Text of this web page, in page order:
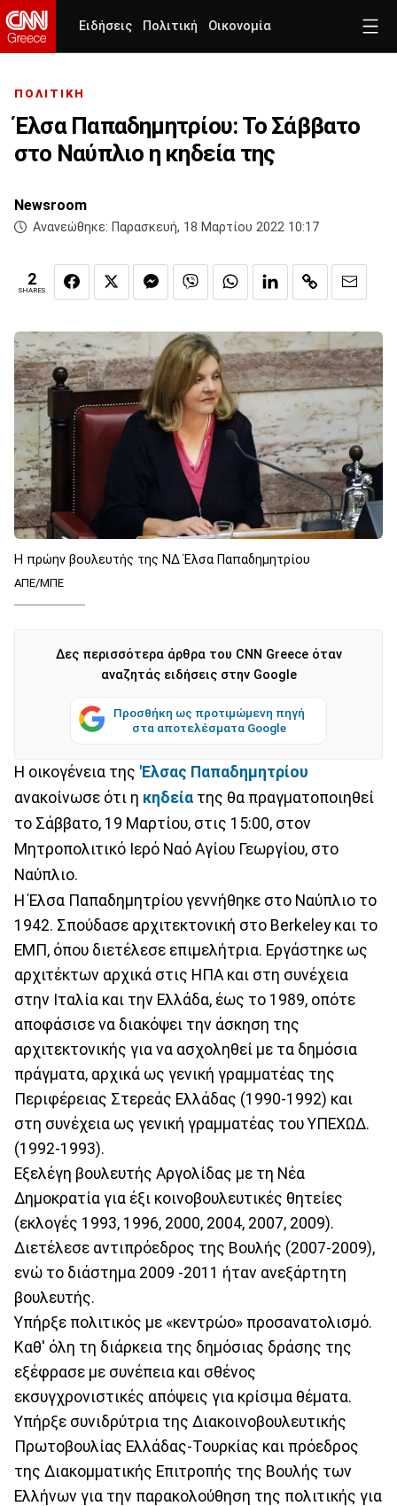
Ειδήσεις Πολιτική Οικονομία
ΠΟΛΙΤΙΚΗ
Έλσα Παπαδημητρίου: Το Σάββατο
στο Ναύπλιο η κηδεία της
Newsroom
Ανανεώθηκε: Παρασκευή, 18 Μαρτίου 2022 10:17
2
SHARES
Η πρώην βουλευτής της ΝΔ Έλσα Παπαδημητρίου
ΑΠΕ/ΜΠΕ
Δες περισσότερα άρθρα του CNN Greece όταν
αναζητάς ειδήσεις στην Google
Προσθήκη ως προτιμώμενη πηγή
στα αποτελέσματα Google
Η οικογένεια της 'Ελσας Παπαδημητρίου
ανακοίνωσε ότι η κηδεία της θα πραγματοποιηθεί
το Σάββατο, 19 Μαρτίου, στις 15:00, στον
Μητροπολιτικό Ιερό Ναό Αγίου Γεωργίου, στο
Ναύπλιο.
Η Έλσα Παπαδημητρίου γεννήθηκε στο Ναύπλιο το
1942. Σπούδασε αρχιτεκτονική στο Berkeley και το
ΕΜΠ, όπου διετέλεσε επιμελήτρια. Εργάστηκε ως
αρχιτέκτων αρχικά στις ΗΠΑ και στη συνέχεια
στην Ιταλία και την Ελλάδα, έως το 1989, οπότε
αποφάσισε να διακόψει την άσκηση της
αρχιτεκτονικής για να ασχοληθεί με τα δημόσια
πράγματα, αρχικά ως γενική γραμματέας της
Περιφέρειας Στερεάς Ελλάδας (1990-1992) και
στη συνέχεια ως γενική γραμματέας του ΥΠΕΧΩΔ.
(1992-1993).
Εξελέγη βουλευτής Αργολίδας με τη Νέα
Δημοκρατία για έξι κοινοβουλευτικές θητείες
(εκλογές 1993, 1996, 2000, 2004, 2007, 2009).
Διετέλεσε αντιπρόεδρος της Βουλής (2007-2009),
ενώ το διάστημα 2009 -2011 ήταν ανεξάρτητη
βουλευτής.
Υπήρξε πολιτικός με «κεντρώο» προσανατολισμό.
Καθ' όλη τη διάρκεια της δημόσιας δράσης της
εξέφρασε με συνέπεια και σθένος
εκσυγχρονιστικές απόψεις για κρίσιμα θέματα.
Υπήρξε συνιδρύτρια της Διακοινοβουλευτικής
Πρωτοβουλίας Ελλάδας-Τουρκίας και πρόεδρος
της Διακομματικής Επιτροπής της Βουλής των
Ελλήνων για την παρακολούθηση της πολιτικής για